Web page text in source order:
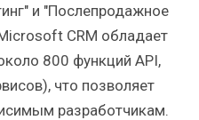
и "Послепродажное
CRM обладает
800 функций API,
что позволяет
разработчикам.